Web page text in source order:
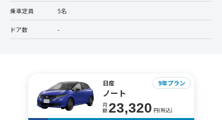
乗車定員 5名
ドア数 -
日産
ノート
月
額 23,320 円(税込)
9年プラン